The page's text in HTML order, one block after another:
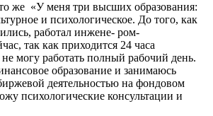
же «У меня три высших образования:
и психологическое. До того, как
работал инжене- ром-
так как приходится 24 часа
не могу работать полный рабочий день.
образование и занимаюсь
деятельностью на фондовом
психологические консультации и